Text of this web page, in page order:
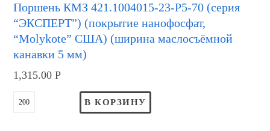
Поршень КМЗ 421.1004015-23-Р5-70 (серия
“ЭКСПЕРТ”) (покрытие нанофосфат,
“Molykote” США) (ширина маслосъёмной
канавки 5 мм)
1,315.00Р
В КОРЗИНУ